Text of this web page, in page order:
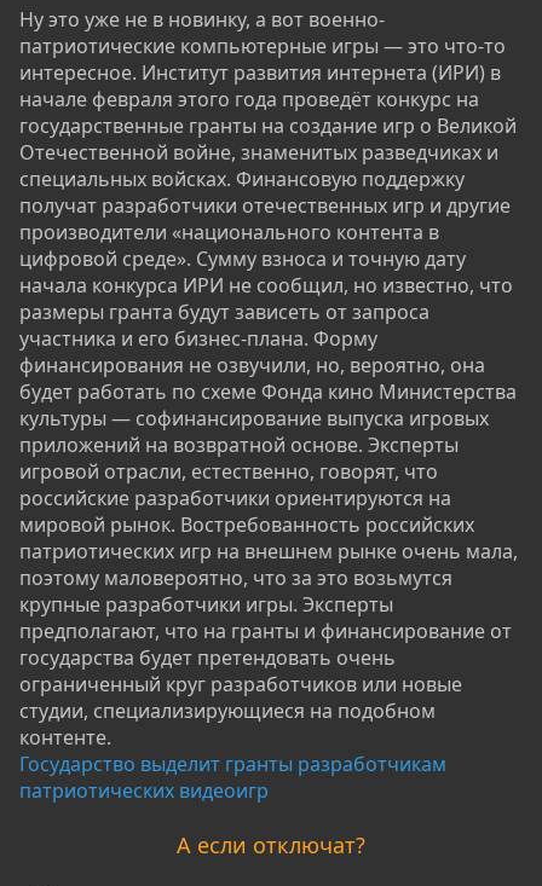
Ну это уже не в новинку, а вот военно-
патриотические компьютерные игры — это что-то
интересное. Институт развития интернета (ИРИ) в
начале февраля этого года проведёт конкурс на
государственные гранты на создание игр о Великой
Отечественной войне, знаменитых разведчиках и
специальных войсках. Финансовую поддержку
получат разработчики отечественных игр и другие
производители «национального контента в
цифровой среде». Сумму взноса и точную дату
начала конкурса ИРИ не сообщил, но известно, что
размеры гранта будут зависеть от запроса
участника и его бизнес-плана. Форму
финансирования не озвучили, но, вероятно, она
будет работать по схеме Фонда кино Министерства
культуры — софинансирование выпуска игровых
приложений на возвратной основе. Эксперты
игровой отрасли, естественно, говорят, что
российские разработчики ориентируются на
мировой рынок. Востребованность российских
патриотических игр на внешнем рынке очень мала,
поэтому маловероятно, что за это возьмутся
крупные разработчики игры. Эксперты
предполагают, что на гранты и финансирование от
государства будет претендовать очень
ограниченный круг разработчиков или новые
студии, специализирующиеся на подобном
контенте.
Государство выделит гранты разработчикам
патриотических видеоигр
А если отключат?